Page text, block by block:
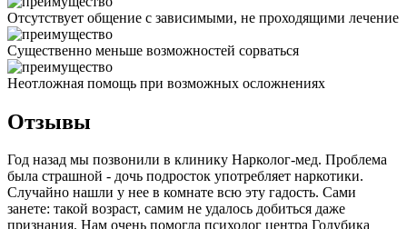
Отсутствует общение с зависимыми, не проходящими лечение
Существенно меньше возможностей сорваться
Неотложная помощь при возможных осложнениях
Отзывы
Год назад мы позвонили в клинику Нарколог-мед. Проблема
была страшной - дочь подросток употребляет наркотики.
Случайно нашли у нее в комнате всю эту гадость. Сами
занете: такой возраст, самим не удалось добиться даже
признания. Нам очень помогла психолог центра Голубика